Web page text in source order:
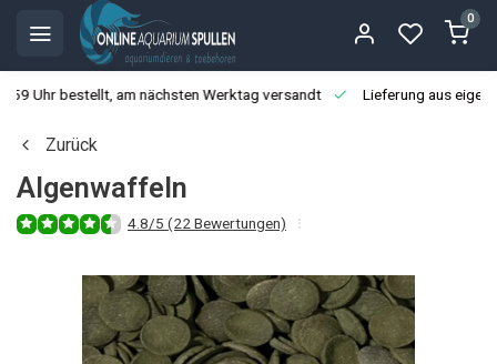
0
Uhr bestellt, am nächsten Werktag versandt Lieferung aus
Zurück
Algenwaffeln
4.8/5 (22 Bewertungen)